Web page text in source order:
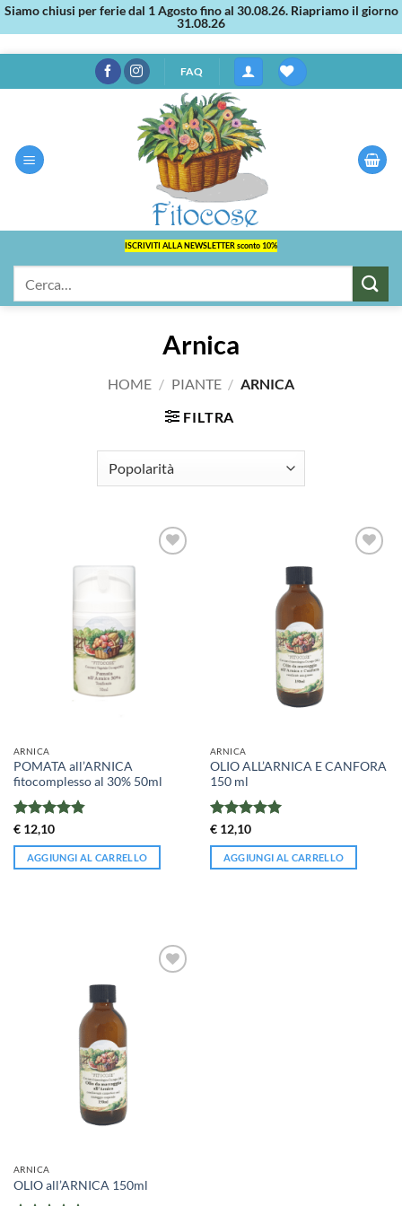
Siamo chiusi per ferie dal 1 Agosto fino al 30.08.26. Riapriamo il giorno
31.08.26
ai
FAQ
ISCRIVITI ALLA NEWSLETTER sconto 10%
Arnica
HOME / PIANTE / ARNICA
FILTRA
ARNICA
POMATA all’ARNICA
fitocomplesso al 30% 50ml
Valutato
4.81su 5
€12,10
AGGIUNGI AL CARRELLO
ARNICA
OLIO ALL’ARNICA E CANFORA
150 ml
Valutato
su 5
€12,10
AGGIUNGI AL CARRELLO
ARNICA
OLIO all’ARNICA 150ml